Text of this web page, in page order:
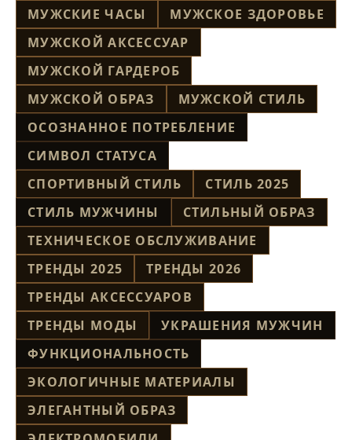
МУЖСКИЕ ЧАСЫ
МУЖСКОЕ ЗДОРОВЬЕ
МУЖСКОЙ АКСЕССУАР
МУЖСКОЙ ГАРДЕРОБ
МУЖСКОЙ ОБРАЗ
МУЖСКОЙ СТИЛЬ
ОСОЗНАННОЕ ПОТРЕБЛЕНИЕ
СИМВОЛ СТАТУСА
СПОРТИВНЫЙ СТИЛЬ
СТИЛЬ 2025
СТИЛЬ МУЖЧИНЫ
СТИЛЬНЫЙ ОБРАЗ
ТЕХНИЧЕСКОЕ ОБСЛУЖИВАНИЕ
ТРЕНДЫ 2025
ТРЕНДЫ 2026
ТРЕНДЫ АКСЕССУАРОВ
ТРЕНДЫ МОДЫ
УКРАШЕНИЯ МУЖЧИН
ФУНКЦИОНАЛЬНОСТЬ
ЭКОЛОГИЧНЫЕ МАТЕРИАЛЫ
ЭЛЕГАНТНЫЙ ОБРАЗ